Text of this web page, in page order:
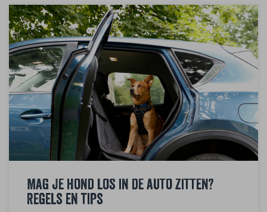
Mag je hond los in de auto zitten?
Regels en tips